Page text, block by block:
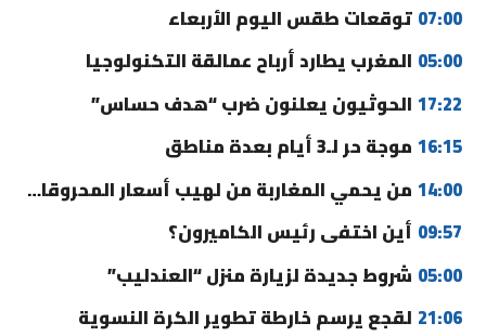
07:00 توقعات طقس اليوم الأربعاء
05:00 المغرب يطارد أرباح عمالقة التكنولوجيا
17:22 الحوثيون يعلنون ضرب “هدف حساس”
16:15 موجة حر لـ3 أيام بعدة مناطق
14:00 من يحمي المغاربة من لهيب أسعار المحروقات؟
09:57 أين اختفى رئيس الكاميرون؟
05:00 شروط جديدة لزيارة منزل “العندليب”
21:06 لقجع يرسم خارطة تطوير الكرة النسوية